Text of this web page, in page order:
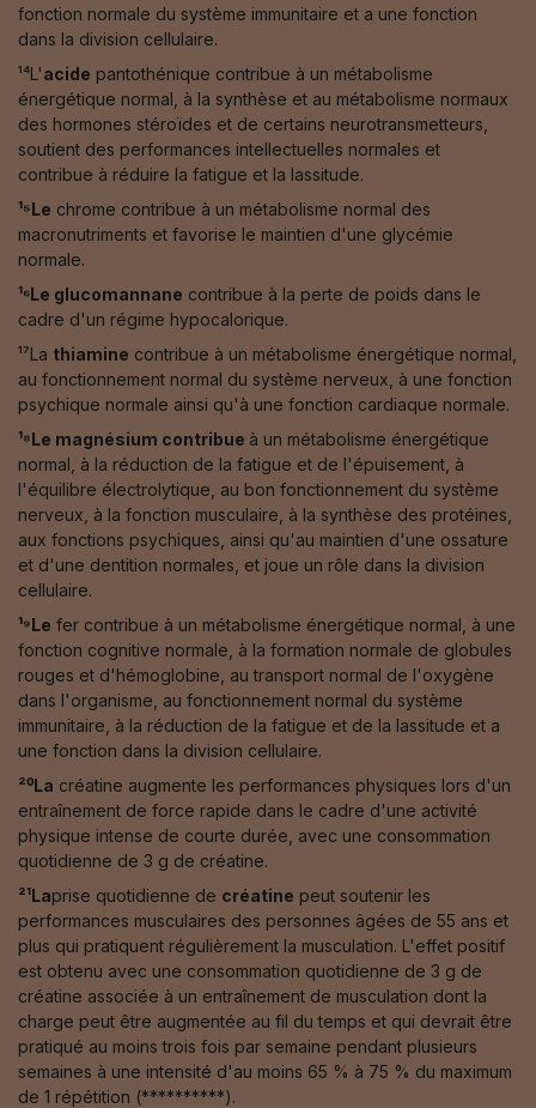
fonction normale du système immunitaire et a une fonction
dans la division cellulaire.
¹⁴L'acide pantothénique contribue à un métabolisme
énergétique normal, à la synthèse et au métabolisme normaux
des hormones stéroïdes et de certains neurotransmetteurs,
soutient des performances intellectuelles normales et
contribue à réduire la fatigue et la lassitude.
¹⁵Le chrome contribue à un métabolisme normal des
macronutriments et favorise le maintien d'une glycémie
normale.
¹⁶Le glucomannane contribue à la perte de poids dans le
cadre d'un régime hypocalorique.
¹⁷La thiamine contribue à un métabolisme énergétique normal,
au fonctionnement normal du système nerveux, à une fonction
psychique normale ainsi qu'à une fonction cardiaque normale.
¹⁸Le magnésium contribue à un métabolisme énergétique
normal, à la réduction de la fatigue et de l'épuisement, à
l'équilibre électrolytique, au bon fonctionnement du système
nerveux, à la fonction musculaire, à la synthèse des protéines,
aux fonctions psychiques, ainsi qu'au maintien d'une ossature
et d'une dentition normales, et joue un rôle dans la division
cellulaire.
¹⁹Le fer contribue à un métabolisme énergétique normal, à une
fonction cognitive normale, à la formation normale de globules
rouges et d'hémoglobine, au transport normal de l'oxygène
dans l'organisme, au fonctionnement normal du système
immunitaire, à la réduction de la fatigue et de la lassitude et a
une fonction dans la division cellulaire.
²⁰La créatine augmente les performances physiques lors d'un
entraînement de force rapide dans le cadre d'une activité
physique intense de courte durée, avec une consommation
quotidienne de 3 g de créatine.
²¹Laprise quotidienne de créatine peut soutenir les
performances musculaires des personnes âgées de 55 ans et
plus qui pratiquent régulièrement la musculation. L'effet positif
est obtenu avec une consommation quotidienne de 3 g de
créatine associée à un entraînement de musculation dont la
charge peut être augmentée au fil du temps et qui devrait être
pratiqué au moins trois fois par semaine pendant plusieurs
semaines à une intensité d'au moins 65 % à 75 % du maximum
de 1 répétition (**********).